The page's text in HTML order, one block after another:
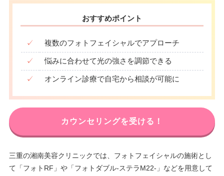
おすすめポイント
✓ 複数のフォトフェイシャルでアプローチ
✓ 悩みに合わせて光の強さを調節できる
✓ オンライン診療で自宅から相談が可能に
カウンセリングを受ける！
三重の湘南美容クリニックでは、フォトフェイシャルの施術とし
て「フォトRF」や「フォトダブル-ステラM22-」などを用意して